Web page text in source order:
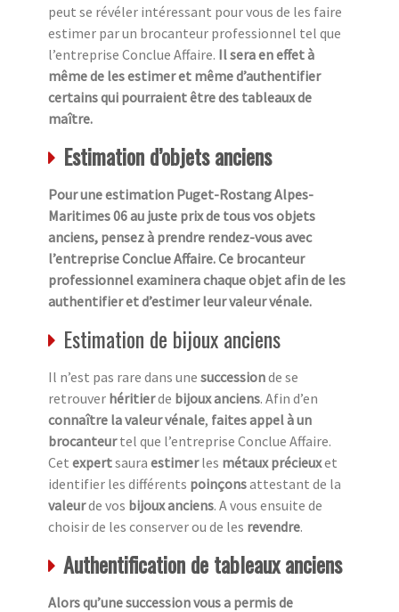
peut se révéler intéressant pour vous de les faire
estimer par un brocanteur professionnel tel que
l’entreprise Conclue Affaire. Il sera en effet à
même de les estimer et même d’authentifier
certains qui pourraient être des tableaux de
maître.
Estimation d’objets anciens
Pour une estimation Puget-Rostang Alpes-
Maritimes 06 au juste prix de tous vos objets
anciens, pensez à prendre rendez-vous avec
l’entreprise Conclue Affaire. Ce brocanteur
professionnel examinera chaque objet afin de les
authentifier et d’estimer leur valeur vénale.
Estimation de bijoux anciens
Il n’est pas rare dans une successionde se
retrouver héritierde bijoux anciens. Afin d’en
connaître la valeur vénale, faites appel à un
brocanteurtel que l’entreprise Conclue Affaire.
Cet expertsaura estimerles métaux précieuxet
identifier les différents poinçonsattestant de la
valeurde vos bijoux anciens. A vous ensuite de
choisir de les conserver ou de les revendre.
Authentification de tableaux anciens
Alors qu’une succession vous a permis de